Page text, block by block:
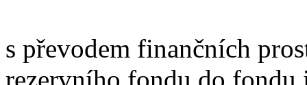
s převodem finančních